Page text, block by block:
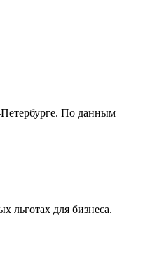
По данным
льготах для бизнеса.